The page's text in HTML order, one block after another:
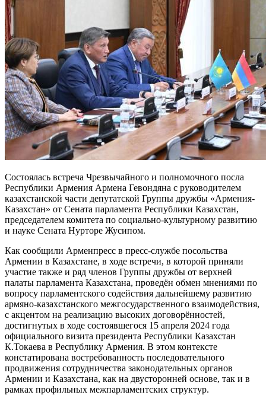
Состоялась встреча Чрезвычайного и полномочного посла
Республики Армения Армена Гевондяна с руководителем
казахстанской части депутатской Группы дружбы «Армения-
Казахстан» от Сената парламента Республики Казахстан,
председателем комитета по социально-культурному развитию
и науке Сената Нурторе Жусипом.
Как сообщили Арменпресс в пресс-службе посольства
Армении в Казахстане, в ходе встречи, в которой приняли
участие также и ряд членов Группы дружбы от верхней
палаты парламента Казахстана, проведён обмен мнениями по
вопросу парламентского содействия дальнейшему развитию
армяно-казахстанского межгосударственного взаимодействия,
с акцентом на реализацию высоких договорённостей,
достигнутых в ходе состоявшегося 15 апреля 2024 года
официального визита президента Республики Казахстан
К.Токаева в Республику Армения. В этом контексте
констатирована востребованность последовательного
продвижения сотрудничества законодательных органов
Армении и Казахстана, как на двусторонней основе, так и в
рамках профильных межпарламентских структур.